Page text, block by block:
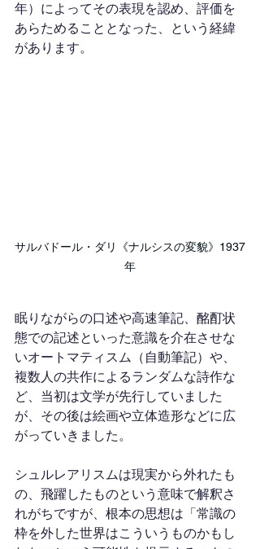
年）によってその表現を認め、評価を
あらためることとなった、という経緯
があります。
サルバドール・ダリ《ナルシスの変貌》1937
年
眠りながらの口述や高速筆記、酩酊状
態での記述といった意識を介在させな
いオートマティスム（自動筆記）や、
複数人の共作によるランダムな詩作な
ど、当初は文学が先行していました
が、その後は絵画や立体造形などに広
がっていきました。
シュルレアリスムは現実から外れたも
の、飛躍したものという意味で解釈さ
れがちですが、根本の思想は「常識の
枠を外した世界はこういうものかもし